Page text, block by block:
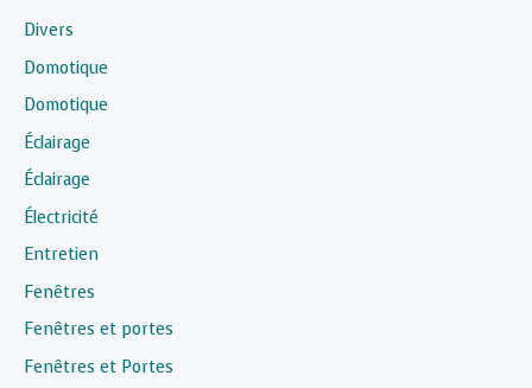
Divers
Domotique
Domotique
Éclairage
Éclairage
Électricité
Entretien
Fenêtres
Fenêtres et portes
Fenêtres et Portes